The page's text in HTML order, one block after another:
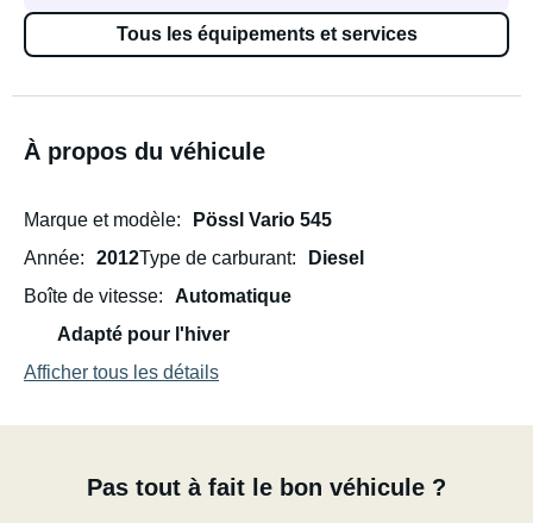
Tous les équipements et services
À propos du véhicule
Marque et modèle
Pössl Vario 545
Année
2012Type de carburant
Diesel
Boîte de vitesse
Automatique
Adapté pour l'hiver
Afficher tous les détails
Pas tout à fait le bon véhicule ?